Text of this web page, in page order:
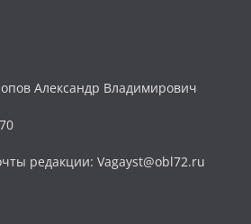
Александр Владимирович
редакции: Vagayst@obl72.ru